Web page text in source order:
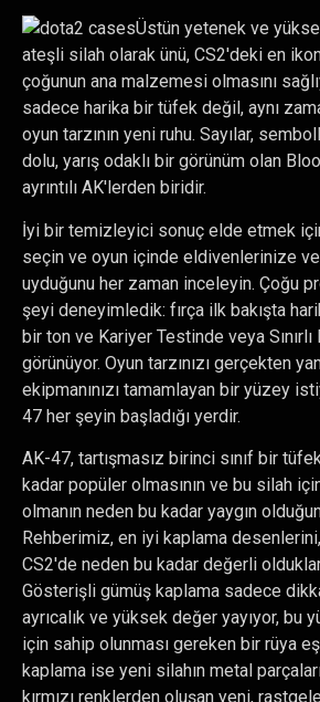
Üstün yetenek ve
ateşli silah olarak ünü, CS2'deki en
çoğunun ana malzemesi olmasını
sadece harika bir tüfek değil, aynı
oyun tarzının yeni ruhu. Sayılar,
dolu, yarış odaklı bir görünüm olan
ayrıntılı AK'lerden biridir.
İyi bir temizleyici sonuç elde etmek
seçin ve oyun içinde eldivenlerinize
uyduğunu her zaman inceleyin. Çoğu
şeyi deneyimledik: fırça ilk bakışta
bir ton ve Kariyer Testinde veya
görünüyor. Oyun tarzınızı gerçekten
ekipmanınızı tamamlayan bir yüzey
47 her şeyin başladığı yerdir.
AK-47, tartışmasız birinci sınıf bir
kadar popüler olmasının ve bu silah
olmanın neden bu kadar yaygın
Rehberimiz, en iyi kaplama
CS2'de neden bu kadar değerli
Gösterişli gümüş kaplama sadece
ayrıcalık ve yüksek değer yayıyor, bu
için sahip olunması gereken bir rüya
kaplama ise yeni silahın metal
kırmızı renklerden oluşan yeni,